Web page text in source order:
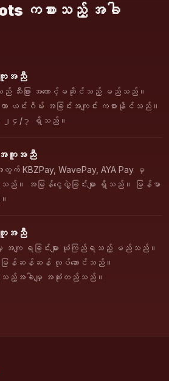
ကစားသည့် အခါ
ကူအညီ
သည် သီးခြား အကောင့်မဆိုင်သည့် မည်သည်။
ယင်းဂိမ်း အခြင်းအကျင်း ကစားနိုင်သည်။
၂၄/၇ ရှိသည်။
အကူအညီ
က် KBZPay, WavePay, AYA Pay မှ
။ အမြန်ငွေလွှဲခြင်းများ ရှိသည်။ မြန်မာ
ကူအညီ
မှ အကျ ရခြင်းများ ယုံကြည်ရသည့် မည်သည်။
မြန်ဆန်ဆန် လုပ်ဆောင်သည်။
ည့်အခါမျှ အဆုံးတည်သည်။